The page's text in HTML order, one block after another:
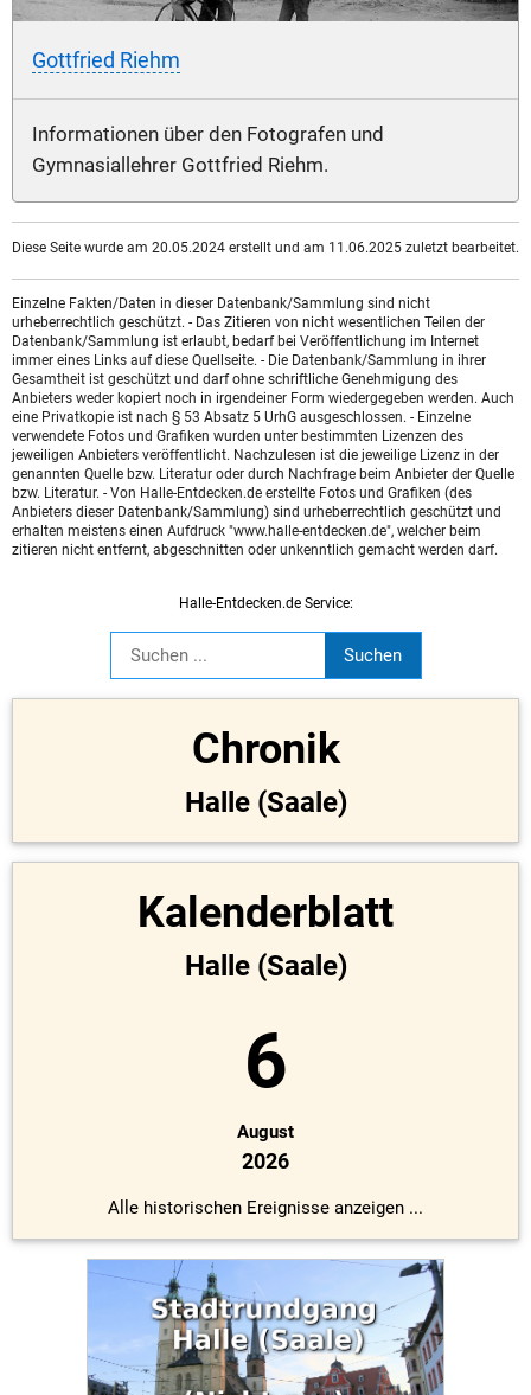
Gottfried Riehm
Informationen über den Fotografen und
Gymnasiallehrer Gottfried Riehm.
Diese Seite wurde am 20.05.2024 erstellt und am 11.06.2025 zuletzt bearbeitet.
Einzelne Fakten/Daten in dieser Datenbank/Sammlung sind nicht
urheberrechtlich geschützt. - Das Zitieren von nicht wesentlichen Teilen der
Datenbank/Sammlung ist erlaubt, bedarf bei Veröffentlichung im Internet
immer eines Links auf diese Quellseite. - Die Datenbank/Sammlung in ihrer
Gesamtheit ist geschützt und darf ohne schriftliche Genehmigung des
Anbieters weder kopiert noch in irgendeiner Form wiedergegeben werden. Auch
eine Privatkopie ist nach § 53 Absatz 5 UrhG ausgeschlossen. - Einzelne
verwendete Fotos und Grafiken wurden unter bestimmten Lizenzen des
jeweiligen Anbieters veröffentlicht. Nachzulesen ist die jeweilige Lizenz in der
genannten Quelle bzw. Literatur oder durch Nachfrage beim Anbieter der Quelle
bzw. Literatur. - Von Halle-Entdecken.de erstellte Fotos und Grafiken (des
Anbieters dieser Datenbank/Sammlung) sind urheberrechtlich geschützt und
erhalten meistens einen Aufdruck "www.halle-entdecken.de", welcher beim
zitieren nicht entfernt, abgeschnitten oder unkenntlich gemacht werden darf.
Halle-Entdecken.de Service:
Chronik
Halle (Saale)
Kalenderblatt
Halle (Saale)
6
August
2026
Alle historischen Ereignisse anzeigen ...